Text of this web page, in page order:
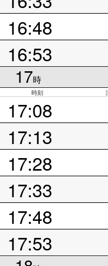
16:48
16:53
17時
時刻
17:08
17:13
17:28
17:33
17:48
17:53